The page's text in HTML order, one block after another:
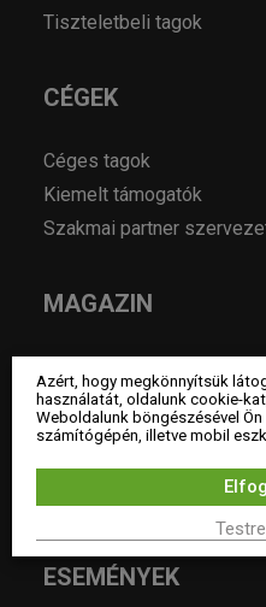
Tiszteletbeli tagok
CÉGEK
Céges tagok
Kiemelt támogatók
Szakmai partner
MAGAZIN
Év lakberendezője
Pályázatok
Álláshirdetés
Archívum
ESEMÉNYEK
Azért, hogy megkönnyítsük
használatát, oldalunk cookie-
Weboldalunk böngészésével
számítógépén, illetve mobil